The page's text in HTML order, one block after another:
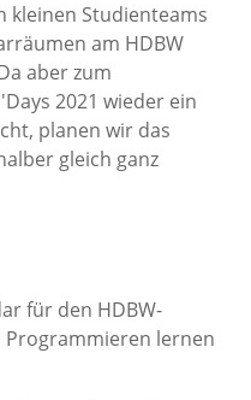
kleinen Studienteams
am HDBW
aber zum
2021 wieder ein
planen wir das
gleich ganz
für den HDBW-
Programmieren lernen